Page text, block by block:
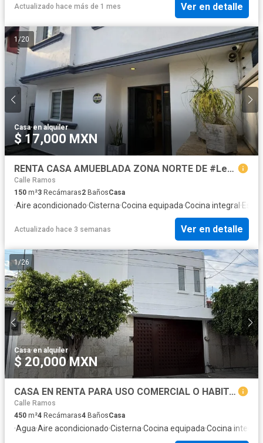
Actualizado hace más de 1 mes Ver en detalle
1 /20
Casa·en alquiler
$ 17,000 MXN
RENTA CASA AMUEBLADA ZONA NORTE DE #Leon hermosa y equipada
Calle Ramos
150 m²3 Recámaras2 BañosCasa
·Aire acondicionado·Cisterna·Cocina equipada·Cocina integral ·
Actualizado hace 3 semanas Ver en detalle
1/26
Casa·en alquiler
$ 20,000 MXN
CASA EN RENTA PARA USO COMERCIAL O HABITACIONAL EN LA COL ANDRADE EN LEON GUANAJUATO
Calle Ramos
450 m²4 Recámaras4 BañosCasa
·Agua·Aire acondicionado·Cisterna·Cocina equipada·Cocina integral